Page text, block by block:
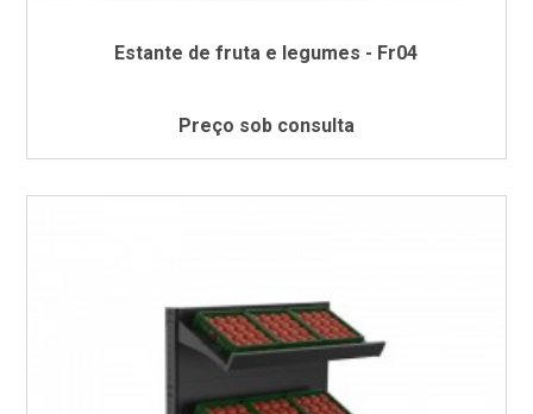
Estante de fruta e legumes - Fr04
Preço sob consulta